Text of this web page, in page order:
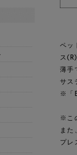
ペッ
ス
薄手
サス
※「
※こ
また
プレ